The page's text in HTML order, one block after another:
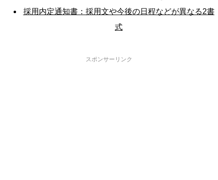
採用内定通知書：採用文や今後の日程などが異なる2書
式
スポンサーリンク